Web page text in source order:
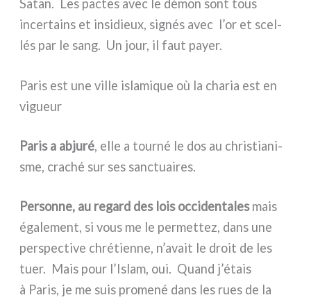
Satan. Les pac­tes avec le démon sont tous
incer­tains et insi­dieux, signés avec l’or et scel­
lés par le sang. Un jour, il faut payer.
Paris est une ville islamique où la charia est en
vigueur
Paris a abju­ré, elle a tour­né le dos au chri­stia­ni­
sme, cra­ché sur ses sanc­tuai­res.
Personne, au regard des lois occi­den­ta­lesmais
éga­le­ment, si vous me le per­met­tez, dans une
per­spec­ti­ve chré­tien­ne, n’avait le droit de les
tuer. Mais pour l’Islam, oui. Quand j’étais
à Paris, je me suis pro­me­né dans les rues de la